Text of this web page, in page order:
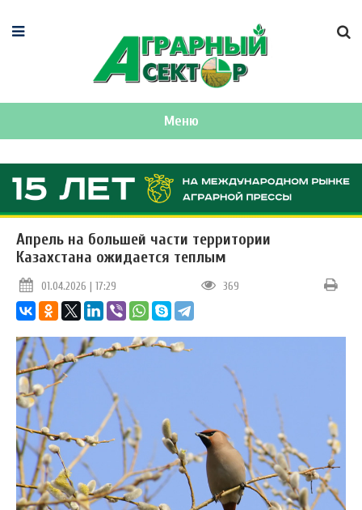
Меню
Апрель на большей части территории
Казахстана ожидается теплым
01.04.2026 | 17:29 369